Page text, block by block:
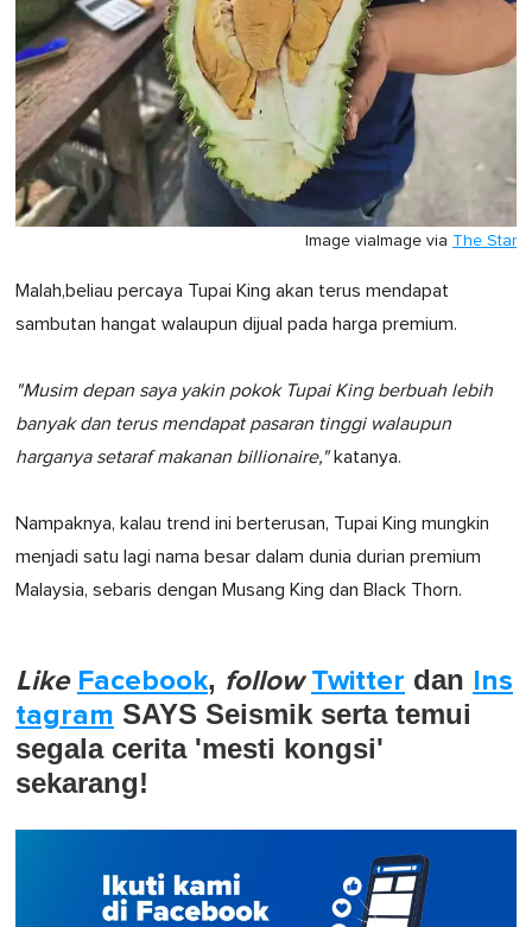
Image via The Star
Image via
Malah,beliau percaya Tupai King akan terus mendapat
sambutan hangat walaupun dijual pada harga premium.
"Musim depan saya yakin pokok Tupai King berbuah lebih
banyak dan terus mendapat pasaran tinggi walaupun
harganya setaraf makanan billionaire,"katanya.
Nampaknya, kalau trend ini berterusan, Tupai King mungkin
menjadi satu lagi nama besar dalam dunia durian premium
Malaysia, sebaris dengan Musang King dan Black Thorn.
Like Facebook, follow Twitter dan Ins
tagram SAYS Seismik serta temui
segala cerita 'mesti kongsi'
sekarang!